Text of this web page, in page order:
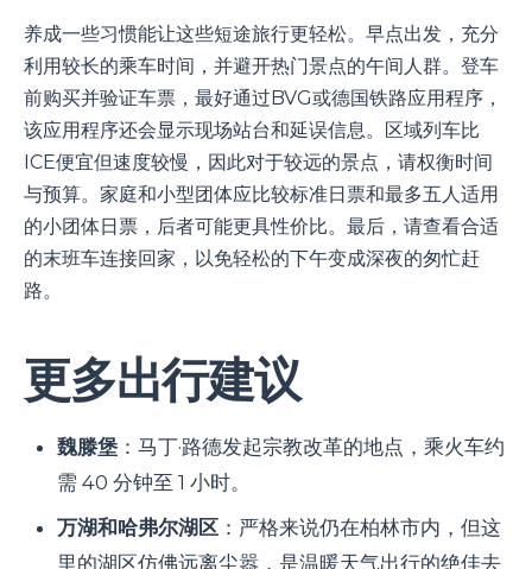
养成一些习惯能让这些短途旅行更轻松。早点出发，充分
利用较长的乘车时间，并避开热门景点的午间人群。登车
前购买并验证车票，最好通过BVG或德国铁路应用程序，
该应用程序还会显示现场站台和延误信息。区域列车比
ICE便宜但速度较慢，因此对于较远的景点，请权衡时间
与预算。家庭和小型团体应比较标准日票和最多五人适用
的小团体日票，后者可能更具性价比。最后，请查看合适
的末班车连接回家，以免轻松的下午变成深夜的匆忙赶
路。
更多出行建议
魏滕堡 ：马丁·路德发起宗教改革的地点，乘火车约
需 40 分钟至 1 小时。
万湖和哈弗尔湖区 ：严格来说仍在柏林市内，但这
里的湖区仿佛远离尘嚣，是温暖天气出行的绝佳去